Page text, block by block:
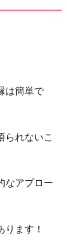
は簡単で
られないこ
なアプロー
ます！